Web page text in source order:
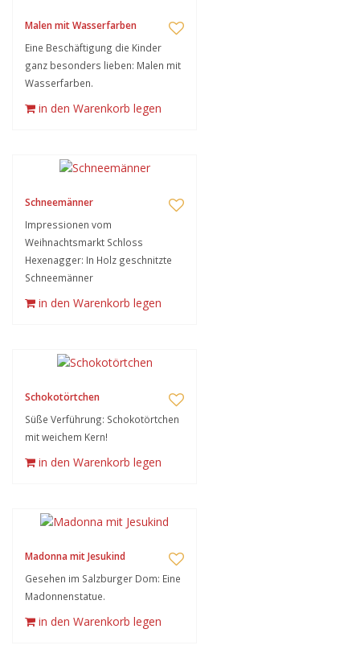
Malen mit Wasserfarben
Eine Beschäftigung die Kinder
ganz besonders lieben: Malen mit
Wasserfarben.
in den Warenkorb legen
Schneemänner
Impressionen vom
Weihnachtsmarkt Schloss
Hexenagger: In Holz geschnitzte
Schneemänner
in den Warenkorb legen
Schokotörtchen
Süße Verführung: Schokotörtchen
mit weichem Kern!
in den Warenkorb legen
Madonna mit Jesukind
Gesehen im Salzburger Dom: Eine
Madonnenstatue.
in den Warenkorb legen